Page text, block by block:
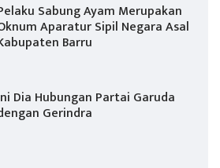
Sabung Ayam Merupakan
Aparatur Sipil Negara Asal
Barru
Dia Hubungan Partai Garuda
Gerindra